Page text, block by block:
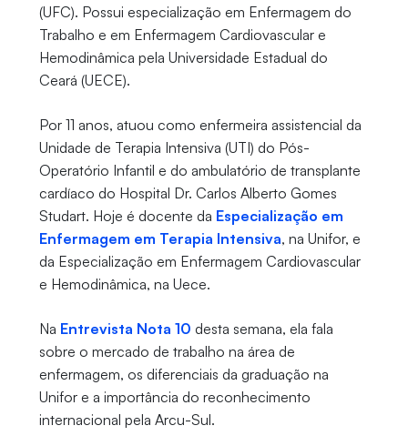
(UFC). Possui especialização em Enfermagem do
Trabalho e em Enfermagem Cardiovascular e
Hemodinâmica pela Universidade Estadual do
Ceará (UECE).
Por 11 anos, atuou como enfermeira assistencial da
Unidade de Terapia Intensiva (UTI) do Pós-
Operatório Infantil e do ambulatório de transplante
cardíaco do Hospital Dr. Carlos Alberto Gomes
Studart. Hoje é docente da Especialização em
Enfermagem em Terapia Intensiva, na Unifor, e
da Especialização em Enfermagem Cardiovascular
e Hemodinâmica, na Uece.
Na Entrevista Nota 10 desta semana, ela fala
sobre o mercado de trabalho na área de
enfermagem, os diferenciais da graduação na
Unifor e a importância do reconhecimento
internacional pela Arcu-Sul.